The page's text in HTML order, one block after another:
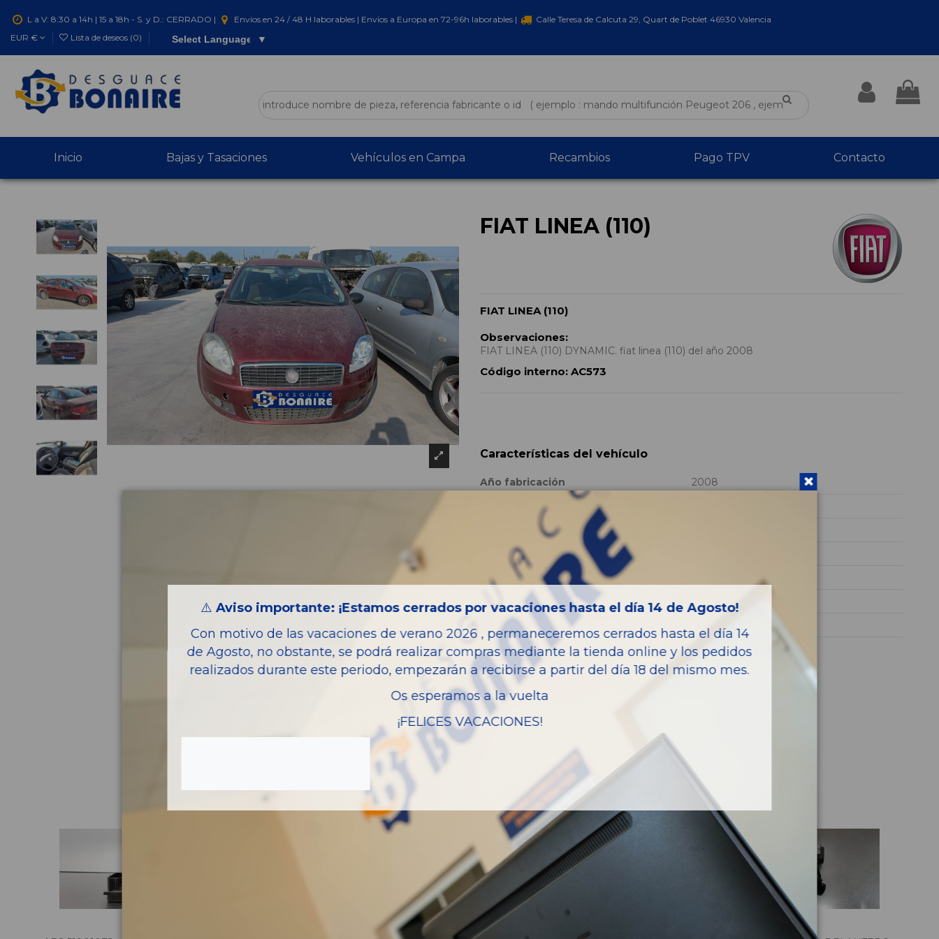
L a V: 8:30 a 14h | 15 a 18h - S. y D.: CERRADO | Envíos en 24 / 48 H laborables | Envíos a Europa en 72-96h laborables |
Calle Teresa de Calcuta 29, Quart de Poblet 46930 Valencia
EUR €
Lista de deseos (0) Select Language ▼
Inicio Bajas y Tasaciones Vehículos en Campa Recambios Pago TPV Contacto
FIAT LINEA (110)
FIAT LINEA (110)
Observaciones:
FIAT LINEA (110) DYNAMIC. fiat linea (110) del año 2008
Código interno: AC573
Características del vehículo
Año fabricación
2008
Código motor
Combustible
Versión
Potencia
90CV 66KW
Modelo
Piezas almacenadas del vehículo
⚠️ Aviso importante: ¡Estamos cerrados por vacaciones hasta el día 14 de Agosto!
Con motivo de las vacaciones de verano 2026 , permaneceremos cerrados hasta el día 14
de Agosto, no obstante, se podrá realizar compras mediante la tienda online y los pedidos
realizados durante este periodo, empezarán a recibirse a partir del día 18 del mismo mes.
Os esperamos a la vuelta
¡FELICES VACACIONES!